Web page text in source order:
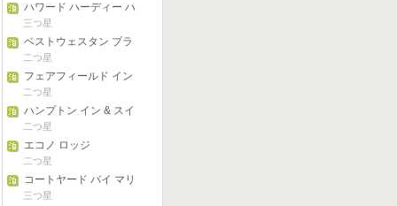
ハワード ハーディー ハ
ウス
三つ星
ベストウェスタン プラ
ス インディアナポリス
NW ホテル
二つ星
フェアフィールド イン
マリオット ルイーズビ
ル サウス
二つ星
ハンプトン イン & スイ
ーツ インディアナポリ
ス / キーストーン イン
ディアナ
二つ星
エコノ ロッジ
二つ星
コートヤード バイ マリ
オット インディアナポ
三つ星